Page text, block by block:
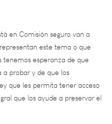
seguro van a
este tema o que
esperanza de que
probar y de que los
les permita tener acceso
que los ayude a preservar el